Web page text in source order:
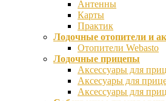
Антенны
Карты
Практик
Лодочные отопители и
Отопители Webasto
Лодочные прицепы
Аксессуары для
Аксесуары для
Аксессуары для